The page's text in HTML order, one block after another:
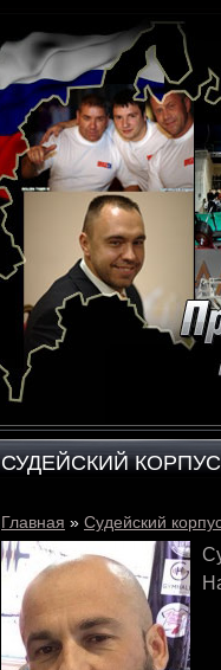
СУДЕЙСКИЙ КОРПУС
Главная » Судейский